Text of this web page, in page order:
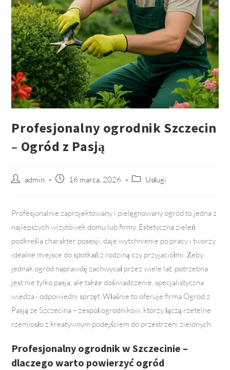
Profesjonalny ogrodnik Szczecin
– Ogród z Pasją
Postadmin
Post 16 marca, 2026
PostUsługi
Profesjonalnie zaprojektowany i pielęgnowany ogród to jedna z
najlepszych wizytówek domu lub firmy. Estetyczna zieleń
podkreśla charakter posesji, daje wytchnienie po pracy i tworzy
idealne miejsce do spotkań z rodziną czy przyjaciółmi. Żeby
jednak ogród naprawdę zachwycał przez wiele lat, potrzebna
jest nie tylko pasja, ale także doświadczenie, specjalistyczna
wiedza i odpowiedni sprzęt. Właśnie to oferuje firma Ogród z
Pasją ze Szczecina – zespół ogrodników, którzy łączą rzetelne
rzemiosło z kreatywnym podejściem do przestrzeni zielonych.
Profesjonalny ogrodnik w Szczecinie –
dlaczego warto powierzyć ogród